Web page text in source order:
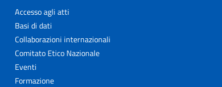
Accesso agli atti
Basi di dati
Collaborazioni internazionali
Comitato Etico Nazionale
Eventi
Formazione